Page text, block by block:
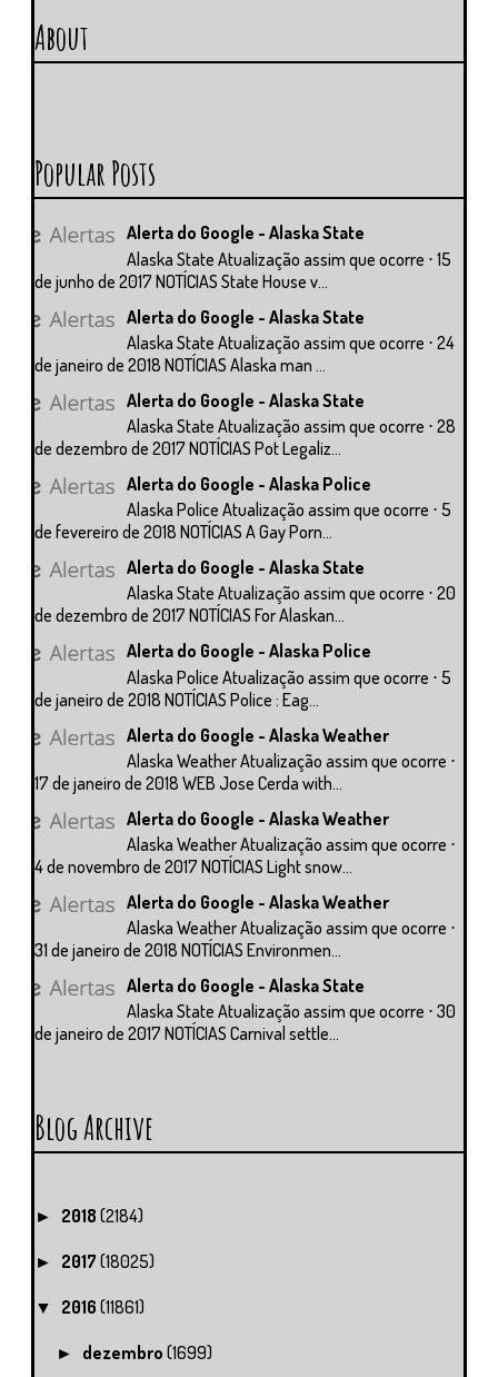
About
Popular Posts
Alerta do Google - Alaska State
Alaska State Atualização assim que ocorre ⋅ 15
de junho de 2017 NOTÍCIAS State House v...
Alerta do Google - Alaska State
Alaska State Atualização assim que ocorre ⋅ 24
de janeiro de 2018 NOTÍCIAS Alaska man ...
Alerta do Google - Alaska State
Alaska State Atualização assim que ocorre ⋅ 28
de dezembro de 2017 NOTÍCIAS Pot Legaliz...
Alerta do Google - Alaska Police
Alaska Police Atualização assim que ocorre ⋅ 5
de fevereiro de 2018 NOTÍCIAS A Gay Porn...
Alerta do Google - Alaska State
Alaska State Atualização assim que ocorre ⋅ 20
de dezembro de 2017 NOTÍCIAS For Alaskan...
Alerta do Google - Alaska Police
Alaska Police Atualização assim que ocorre ⋅ 5
de janeiro de 2018 NOTÍCIAS Police : Eag...
Alerta do Google - Alaska Weather
Alaska Weather Atualização assim que ocorre ⋅
17 de janeiro de 2018 WEB Jose Cerda with...
Alerta do Google - Alaska Weather
Alaska Weather Atualização assim que ocorre ⋅
4 de novembro de 2017 NOTÍCIAS Light snow...
Alerta do Google - Alaska Weather
Alaska Weather Atualização assim que ocorre ⋅
31 de janeiro de 2018 NOTÍCIAS Environmen...
Alerta do Google - Alaska State
Alaska State Atualização assim que ocorre ⋅ 30
de janeiro de 2017 NOTÍCIAS Carnival settle...
Blog Archive
► 2018 (2184)
► 2017 (18025)
▼ 2016 (11861)
► dezembro(1699)